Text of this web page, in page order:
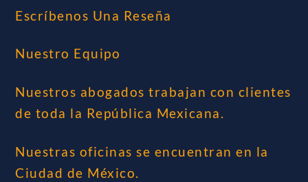
Escríbenos Una Reseña
Nuestro Equipo
Nuestros abogados trabajan con clientes
de toda la República Mexicana.
Nuestras oficinas se encuentran en la
Ciudad de México.